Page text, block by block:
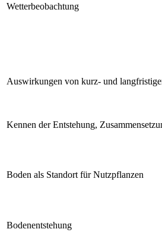
Wetterbeobachtung
Auswirkungen von kurz- und
Kennen der Entstehung,
Boden als Standort für Nutzpflanzen
Bodenentstehung